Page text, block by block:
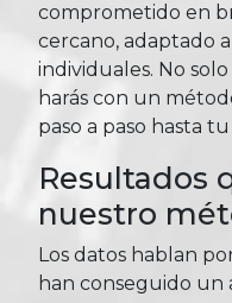
comprometido en
cercano, adaptado
individuales. No
harás con un
paso a paso hasta
Resultados
nuestro
Los datos hablan
han conseguido